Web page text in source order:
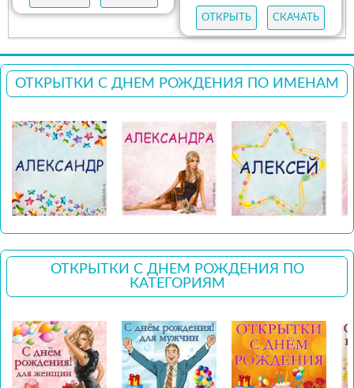
ОТКРЫТЬ СКАЧАТЬ
ОТКРЫТКИ С ДНЕМ РОЖДЕНИЯ ПО ИМЕНАМ
ОТКРЫТКИ С ДНЕМ РОЖДЕНИЯ ПО
КАТЕГОРИЯМ